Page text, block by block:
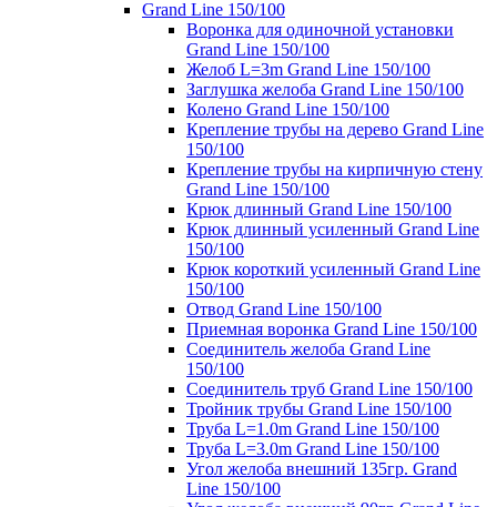
Grand Line 150/100
Воронка для одиночной установки
Grand Line 150/100
Желоб L=3m Grand Line 150/100
Заглушка желоба Grand Line 150/100
Колено Grand Line 150/100
Крепление трубы на дерево Grand Line
150/100
Крепление трубы на кирпичную стену
Grand Line 150/100
Крюк длинный Grand Line 150/100
Крюк длинный усиленный Grand Line
150/100
Крюк короткий усиленный Grand Line
150/100
Отвод Grand Line 150/100
Приемная воронка Grand Line 150/100
Соединитель желоба Grand Line
150/100
Соединитель труб Grand Line 150/100
Тройник трубы Grand Line 150/100
Труба L=1.0m Grand Line 150/100
Труба L=3.0m Grand Line 150/100
Угол желоба внешний 135гр. Grand
Line 150/100